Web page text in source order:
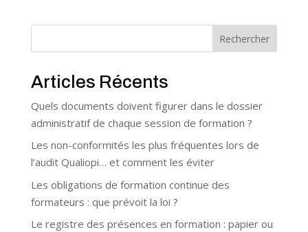
Rechercher
Articles Récents
Quels documents doivent figurer dans le dossier
administratif de chaque session de formation ?
Les non-conformités les plus fréquentes lors de
l’audit Qualiopi… et comment les éviter
Les obligations de formation continue des
formateurs : que prévoit la loi ?
Le registre des présences en formation : papier ou